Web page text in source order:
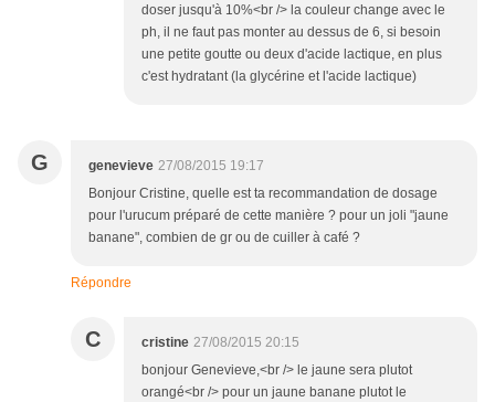
doser jusqu'à 10%<br /> la couleur change avec le
ph, il ne faut pas monter au dessus de 6, si besoin
une petite goutte ou deux d'acide lactique, en plus
c'est hydratant (la glycérine et l'acide lactique)
G genevieve 27/08/2015 19:17
Bonjour Cristine, quelle est ta recommandation de dosage
pour l'urucum préparé de cette manière ? pour un joli "jaune
banane", combien de gr ou de cuiller à café ?
Répondre
C cristine 27/08/2015 20:15
bonjour Genevieve,<br /> le jaune sera plutot
orangé<br /> pour un jaune banane plutot le